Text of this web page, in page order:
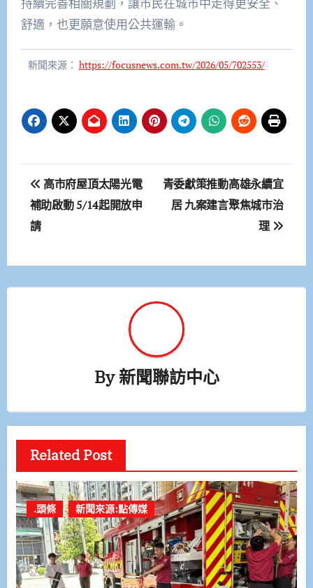
舒適，也更願意使用公共運輸。
新聞來源： https://focusnews.com.tw/2026/05/702553/
文
章
導
覽
高市府屋頂太陽光電
補助啟動 5/14起開放申
請
青委獻策推動高雄永續宜
居 九案建言聚焦城市治
理
By新聞聯訪中心
Related Post
.頭條 新聞來源:點傳媒